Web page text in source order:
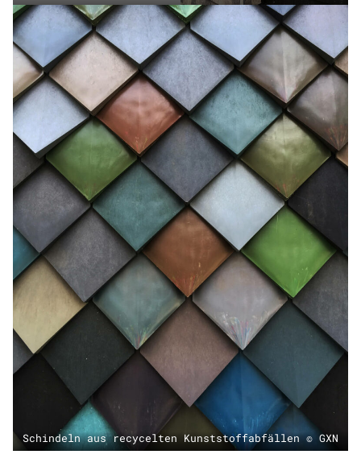
Schindeln aus recycelten Kunststoffabfällen © GXN